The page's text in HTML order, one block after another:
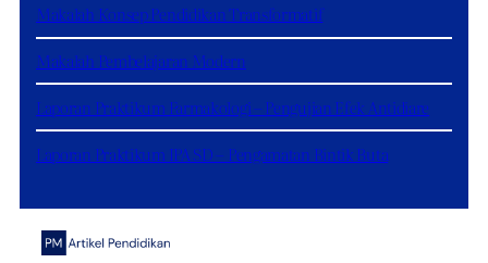
Makalah Konsep Pendidikan Transformatif
Makalah Pembelajaran Modern
Laporan Praktikum Farmakologi – Pengujian Efek Antidiare
Laporan Praktikum IPA SD – Pengamatan Bintik Buta